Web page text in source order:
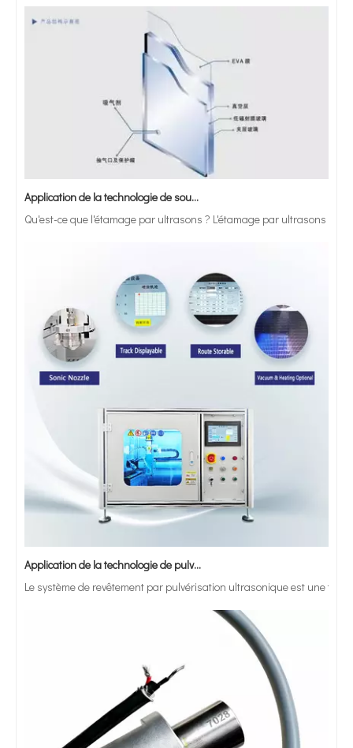
Application de la technologie de soudage par ultrasons dans la fabrication du verre sous vide
Qu'est-ce que l'étamage par ultrasons ? L'étamage par ultrasons
Application de la technologie de pulvérisation par ultrasons à la préparation de sutures antibactériennes contenant du triclosan
Le système de revêtement par pulvérisation ultrasonique est une